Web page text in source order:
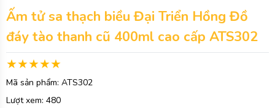
Ấm tử sa thạch biều Đại Triển Hồng Đồ
đáy tào thanh cũ 400ml cao cấp ATS302
Mã sản phẩm: ATS302
Lượt xem: 480